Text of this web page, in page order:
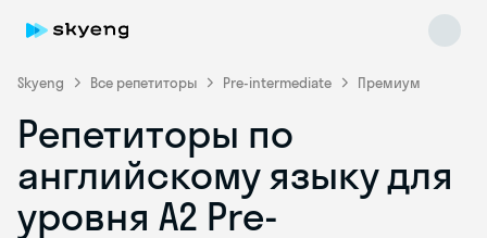
Skyeng Все репетиторы Pre-intermediate Премиум
Репетиторы по
английскому языку для
уровня A2 Pre-